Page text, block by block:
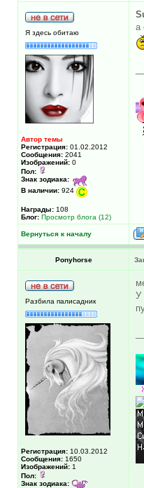
Я здесь обитаю
Автор темы
Регистрация: 01.02.2012
Сообщения: 2041
Изображений: 0
Пол:
Знак зодиака:
В наличии: 924
Награды: 108
Блог: Просмотр блога (12)
а
Вернуться к началу
Ponyhorse
Разбила палисадник
Регистрация: 10.03.2012
Сообщения: 1650
Изображений: 1
Пол:
Знак зодиака:
У